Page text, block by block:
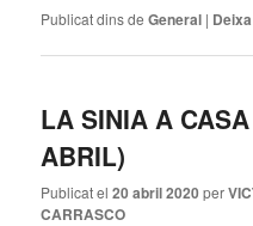
Publicat dins de General |
LA SINIA A
ABRIL)
Publicat el20 abril 2020 per
CARRASCO